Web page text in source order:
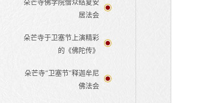
朵芒寺佛学院僧众结夏安
居法会
朵芒寺于卫塞节上演精彩
的《佛陀传》
朵芒寺“卫塞节”释迦牟尼
佛法会